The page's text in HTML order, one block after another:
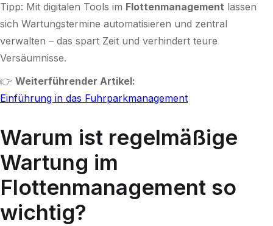
Tipp: Mit digitalen Tools im Flottenmanagement lassen
sich Wartungstermine automatisieren und zentral
verwalten – das spart Zeit und verhindert teure
Versäumnisse.
👉 Weiterführender Artikel:
Einführung in das Fuhrparkmanagement
Warum ist regelmäßige
Wartung im
Flottenmanagement so
wichtig?